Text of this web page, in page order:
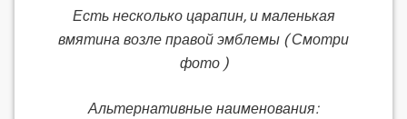
Есть несколько царапин, и маленькая
вмятина возле правой эмблемы ( Смотри
фото )
Альтернативные наименования: